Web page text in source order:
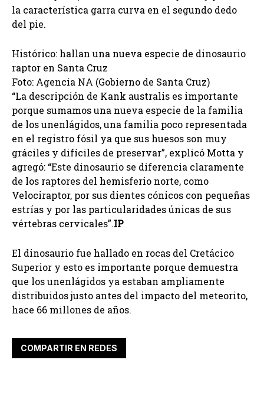
la característica garra curva en el segundo dedo
del pie.
Histórico: hallan una nueva especie de dinosaurio
raptor en Santa Cruz
Foto: Agencia NA (Gobierno de Santa Cruz)
“La descripción de Kank australis es importante
porque sumamos una nueva especie de la familia
de los unenlágidos, una familia poco representada
en el registro fósil ya que sus huesos son muy
gráciles y difíciles de preservar”, explicó Motta y
agregó: “Este dinosaurio se diferencia claramente
de los raptores del hemisferio norte, como
Velociraptor, por sus dientes cónicos con pequeñas
estrías y por las particularidades únicas de sus
vértebras cervicales”.IP
El dinosaurio fue hallado en rocas del Cretácico
Superior y esto es importante porque demuestra
que los unenlágidos ya estaban ampliamente
distribuidos justo antes del impacto del meteorito,
hace 66 millones de años.
COMPARTIR EN REDES